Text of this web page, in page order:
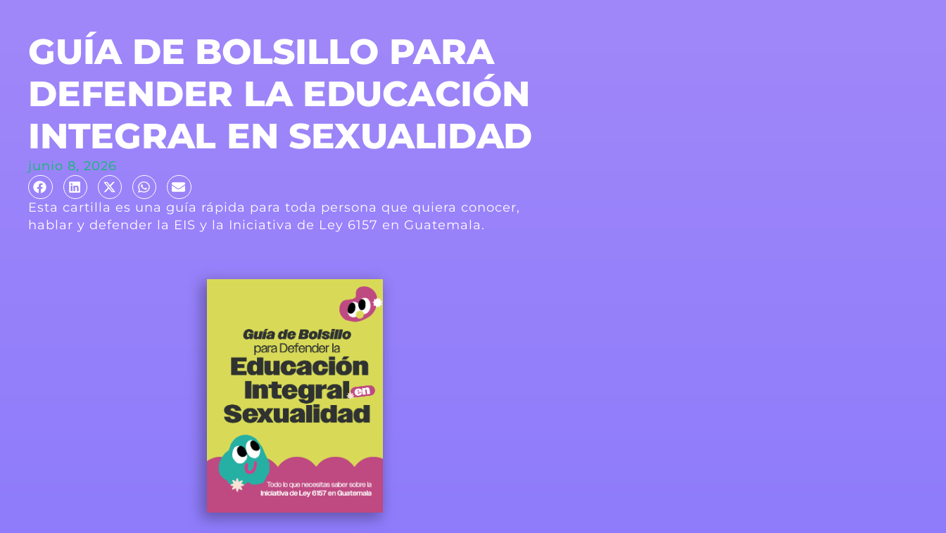
GUÍA DE BOLSILLO PARA
DEFENDER LA EDUCACIÓN
INTEGRAL EN SEXUALIDAD
junio 8, 2026
Esta cartilla es una guía rápida para toda persona que quiera conocer,
hablar y defender la EIS y la Iniciativa de Ley 6157 en Guatemala.